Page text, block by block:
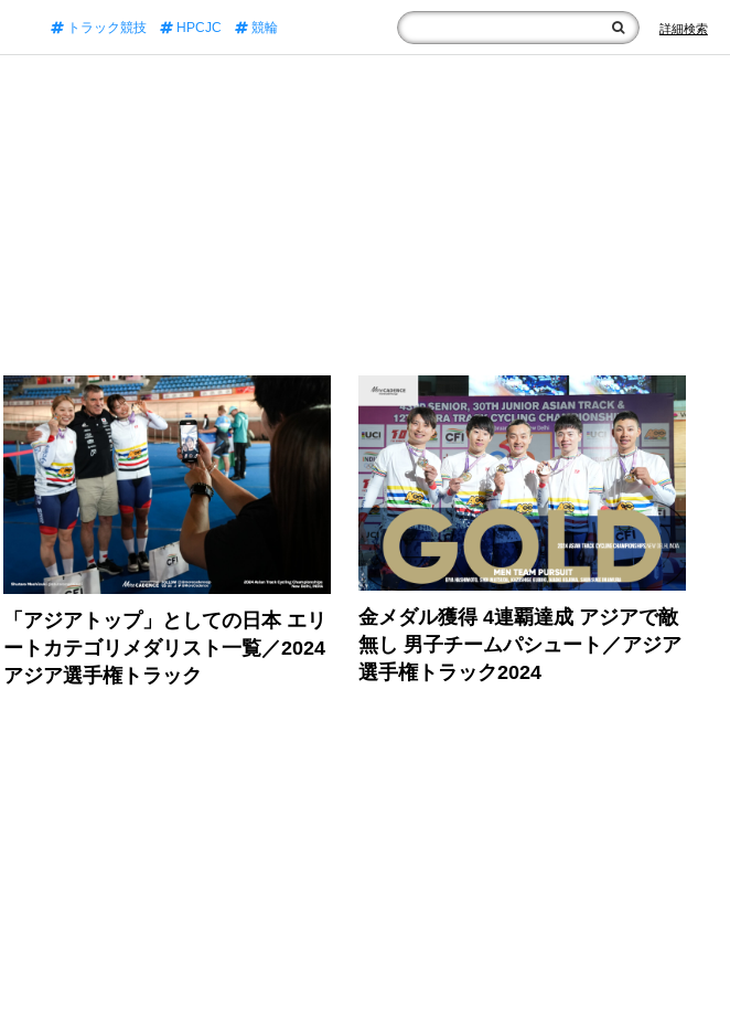
トラック競技 HPCJC 競輪 詳細検索
「アジアトップ」としての日本 エリ
ートカテゴリメダリスト一覧／2024
アジア選手権トラック
金メダル獲得 4連覇達成 アジアで敵
無し 男子チームパシュート／アジア
選手権トラック2024